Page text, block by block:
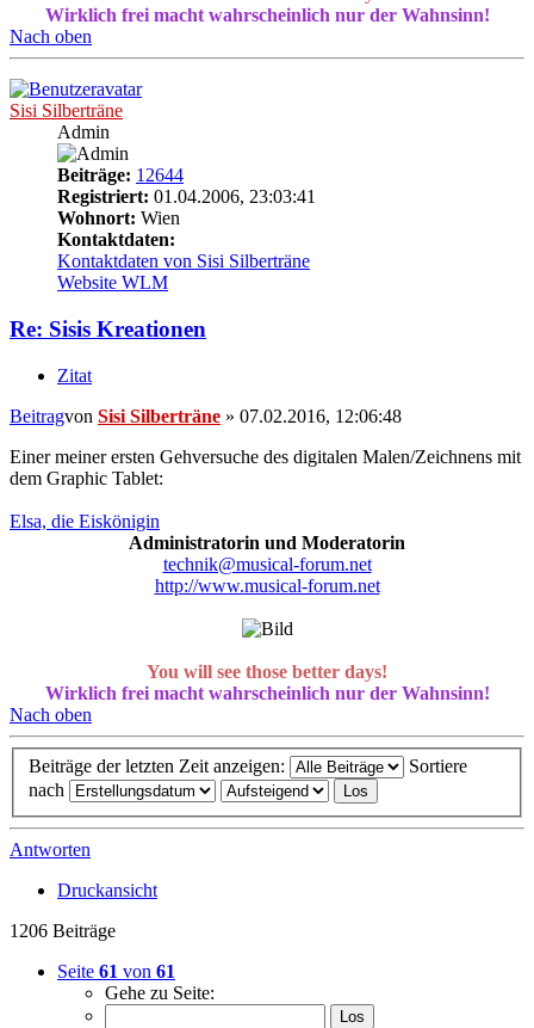
Wirklich frei macht wahrscheinlich nur der Wahnsinn!
Nach oben
Sisi Silberträne
Admin
Beiträge: 12644
Registriert: 01.04.2006, 23:03:41
Wohnort: Wien
Kontaktdaten:
Kontaktdaten von Sisi Silberträne
Website WLM
Re: Sisis Kreationen
Zitat
Beitragvon Sisi Silberträne » 07.02.2016, 12:06:48
Einer meiner ersten Gehversuche des digitalen Malen/Zeichnens mit
dem Graphic Tablet:
Elsa, die Eiskönigin
Administratorin und Moderatorin
technik@musical-forum.net
http://www.musical-forum.net
You will see those better days!
Wirklich frei macht wahrscheinlich nur der Wahnsinn!
Nach oben
Beiträge der letzten Zeit anzeigen:
Sortiere
nach
Antworten
Druckansicht
1206 Beiträge
Seite 61 von 61
Gehe zu Seite: